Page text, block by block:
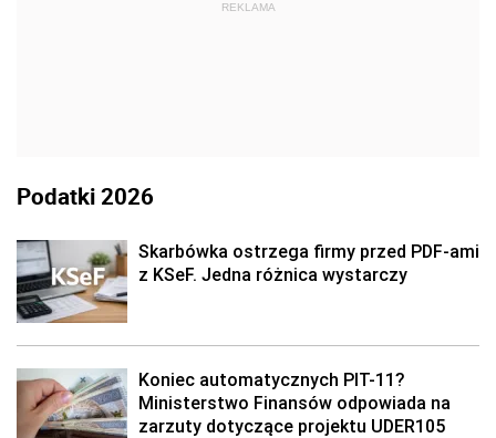
REKLAMA
Podatki 2026
Skarbówka ostrzega firmy przed PDF-ami
z KSeF. Jedna różnica wystarczy
Koniec automatycznych PIT-11?
Ministerstwo Finansów odpowiada na
zarzuty dotyczące projektu UDER105